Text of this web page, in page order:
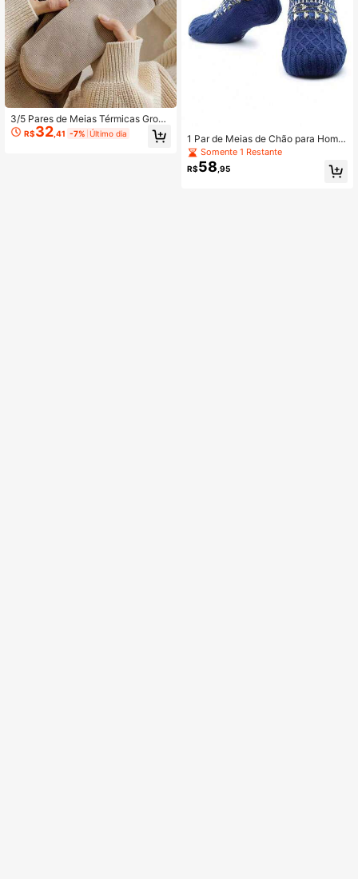
3/5 Pares de Meias Térmicas Gross
as e Quentes para Mulheres, Outon
o/Inverno, Meias de Neve de Cano
R$32,41 -7% Último dia
1 Par de Meias de Chão para Home
ns e Mulheres, Meias de Neve Que
ntes para Casa, Meias de Carpete p
ara Dormir, Meias para Chinelos, M
Somente 1 Restante
R$58 ,95